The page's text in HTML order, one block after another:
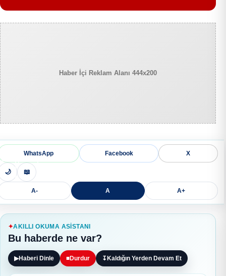
Haber İçi Reklam Alanı 444x200
WhatsApp Facebook X
🌙 📖
A- A A+
AKILLI OKUMA ASISTANI
Bu haberde ne var?
▶Haberi Dinle ■Durdur ↧Kaldığın Yerden Devam Et